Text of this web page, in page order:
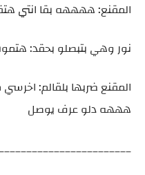
المقنع: ههههه بقا انتي
نور وهي بتبصلو بحقد:
المقنع ضربها بلقالم:
هههه دلو عرف يوصل